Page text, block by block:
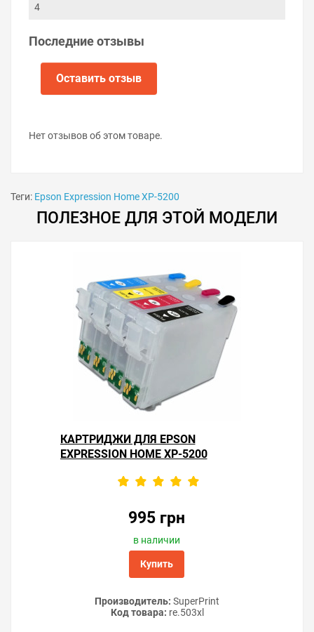
Подробное описание заправки и установки читайте в
Полная заправка СНПЧ
Инструкции по
установке СНПЧ Epson».
Решили купить СНПЧ Epson Expression Home XP-5200 —
поможем сделать печать на принтере экономичной.
4
Последние отзывы
Оставить отзыв
Нет отзывов об этом товаре.
Теги: Epson Expression Home XP-5200
ПОЛЕЗНОЕ ДЛЯ ЭТОЙ МОДЕЛИ
КАРТРИДЖИ ДЛЯ EPSON
EXPRESSION HOME XP-5200
995 грн
в наличии
Купить
Производитель: SuperPrint
Код товара: re.503xl